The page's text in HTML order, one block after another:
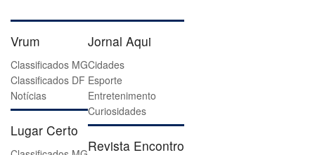
Vrum
Classificados MG
Classificados DF
Notícias
Lugar Certo
Jornal Aqui
Cidades
Esporte
Entretenimento
Curiosidades
Revista Encontro